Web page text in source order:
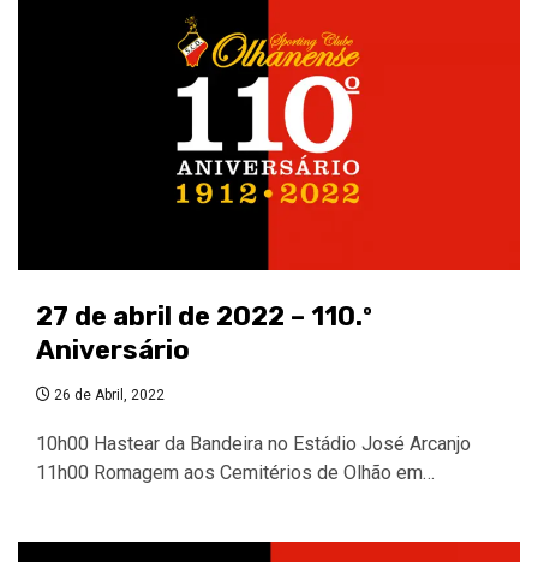
27 de abril de 2022 – 110.º
Aniversário
26 de Abril, 2022
10h00 Hastear da Bandeira no Estádio José Arcanjo
11h00 Romagem aos Cemitérios de Olhão em…